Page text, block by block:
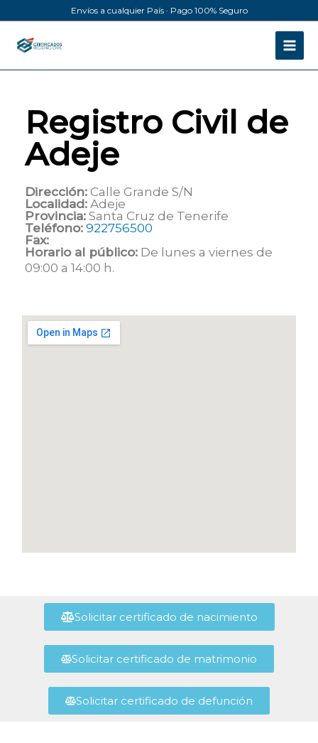
al
contenido
Envíos a cualquier País · Pago 100% Seguro
Registro Civil de
Adeje
Dirección: Calle Grande S/N
Localidad: Adeje
Provincia: Santa Cruz de Tenerife
Teléfono: 922756500
Fax:
Horario al público: De lunes a viernes de
09:00 a 14:00 h.
Solicitar certificado de nacimiento
Solicitar certificado de matrimonio
Solicitar certificado de defunción